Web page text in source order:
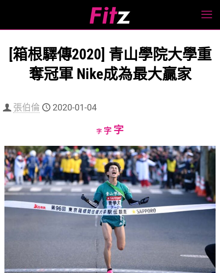
[箱根驛傳2020] 青山學院大學重
奪冠軍 Nike成為最大贏家
張伯倫 2020-01-04
字Decrease
size.
字Reset
size.
字Increase
size.